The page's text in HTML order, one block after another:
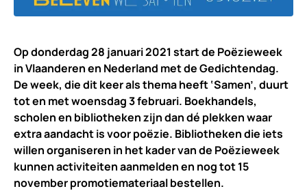
Op donderdag 28 januari 2021 start de Poëzieweek
in Vlaanderen en Nederland met de Gedichtendag.
De week, die dit keer als thema heeft ‘Samen’, duurt
tot en met woensdag 3 februari. Boekhandels,
scholen en bibliotheken zijn dan dé plekken waar
extra aandacht is voor poëzie. Bibliotheken die iets
willen organiseren in het kader van de Poëzieweek
kunnen activiteiten aanmelden en nog tot 15
november promotiemateriaal bestellen.